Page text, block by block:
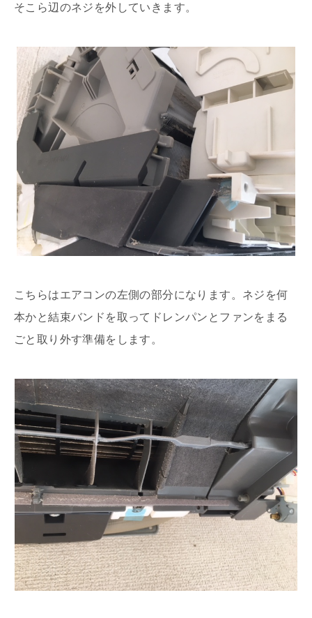
そこら辺のネジを外していきます。
こちらはエアコンの左側の部分になります。ネジを何
本かと結束バンドを取ってドレンパンとファンをまる
ごと取り外す準備をします。